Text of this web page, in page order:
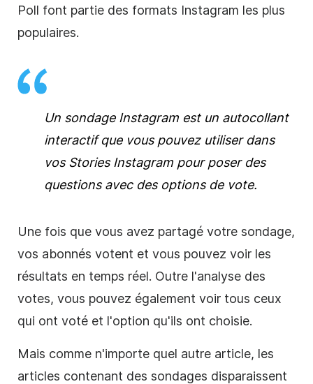
Poll font partie des formats Instagram les plus
populaires.
Un sondage Instagram est un autocollant
interactif que vous pouvez utiliser dans
vos Stories Instagram pour poser des
questions avec des options de vote.
Une fois que vous avez partagé votre sondage,
vos abonnés votent et vous pouvez voir les
résultats en temps réel. Outre l'analyse des
votes, vous pouvez également voir tous ceux
qui ont voté et l'option qu'ils ont choisie.
Mais comme n'importe quel autre article, les
articles contenant des sondages disparaissent